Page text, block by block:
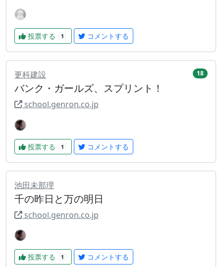
投票する 1 コメントする
更科建設 18
バンク・ガールズ、スプリント！
school.genron.co.jp
投票する 1 コメントする
池田未那理
千の昨日と万の明日
school.genron.co.jp
投票する 1 コメントする